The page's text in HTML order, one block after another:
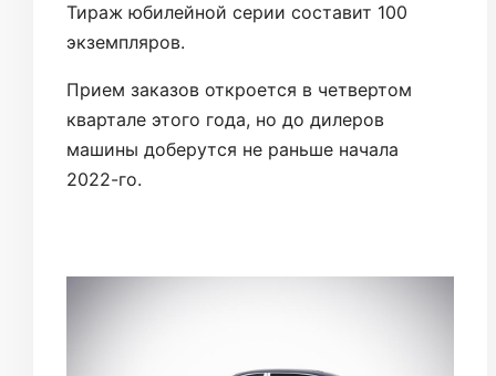
Тираж юбилейной серии составит 100
экземпляров.
Прием заказов откроется в четвертом
квартале этого года, но до дилеров
машины доберутся не раньше начала
2022-го.